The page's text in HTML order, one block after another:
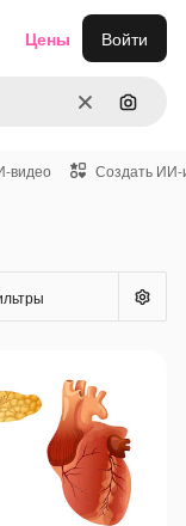
ОчиститьПоиск
Цены Войти
видео Создать ИИ-